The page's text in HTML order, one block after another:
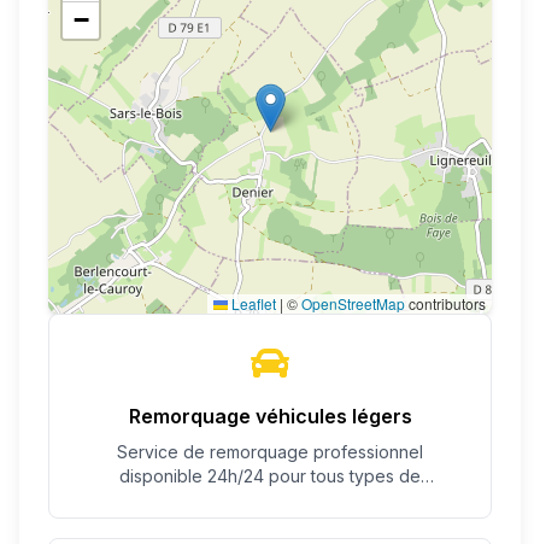
−
Leaflet | ©OpenStreetMapcontributors
Remorquage véhicules légers
Service de remorquage professionnel
disponible 24h/24 pour tous types de